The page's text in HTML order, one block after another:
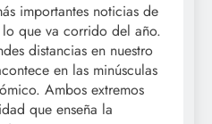
importantes noticias de
que va corrido del año.
distancias en nuestro
en las minúsculas
Ambos extremos
que enseña la